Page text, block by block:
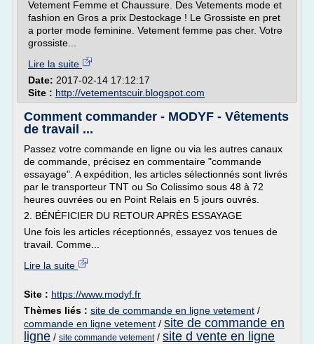
Vetement Femme et Chaussure. Des Vetements mode et
fashion en Gros a prix Destockage ! Le Grossiste en pret
a porter mode feminine. Vetement femme pas cher. Votre
grossiste...
Lire la suite
Date: 2017-02-14 17:12:17
Site : http://vetementscuir.blogspot.com
Comment commander - MODYF - Vêtements
de travail ...
Passez votre commande en ligne ou via les autres canaux
de commande, précisez en commentaire "commande
essayage". A expédition, les articles sélectionnés sont livrés
par le transporteur TNT ou So Colissimo sous 48 à 72
heures ouvrées ou en Point Relais en 5 jours ouvrés.
2. BÉNÉFICIER DU RETOUR APRÈS ESSAYAGE
Une fois les articles réceptionnés, essayez vos tenues de
travail. Comme...
Lire la suite
Site : https://www.modyf.fr
Thèmes liés : site de commande en ligne vetement /
commande en ligne vetement / site de commande en
ligne / site commande vetement/ site d vente en ligne